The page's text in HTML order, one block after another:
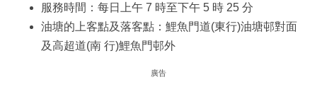
服務時間：每日上午 7 時至下午 5 時 25 分
油塘的上客點及落客點：鯉魚門道(東行)油塘邨對面
及高超道(南 行)鯉魚門邨外
廣告